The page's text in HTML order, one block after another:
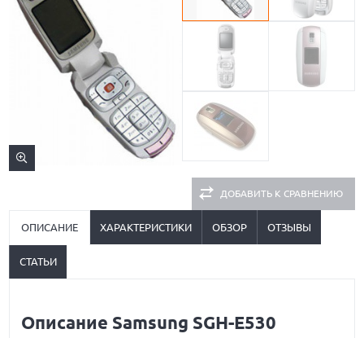
ДОБАВИТЬ К СРАВНЕНИЮ
ОПИСАНИЕ ХАРАКТЕРИСТИКИ ОБЗОР ОТЗЫВЫ
СТАТЬИ
Описание Samsung SGH-E530